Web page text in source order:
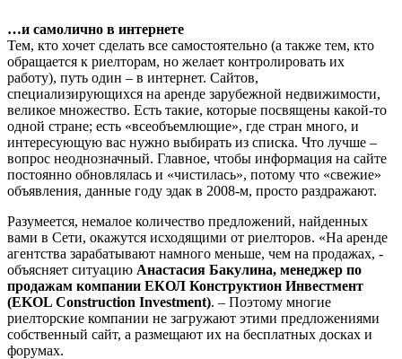
…и самолично в интернете
Тем, кто хочет сделать все самостоятельно (а также тем, кто
обращается к риелторам, но желает контролировать их
работу), путь один – в интернет. Сайтов,
специализирующихся на аренде зарубежной недвижимости,
великое множество. Есть такие, которые посвящены какой-то
одной стране; есть «всеобъемлющие», где стран много, и
интересующую вас нужно выбирать из списка. Что лучше –
вопрос неоднозначный. Главное, чтобы информация на сайте
постоянно обновлялась и «чистилась», потому что «свежие»
объявления, данные году эдак в 2008-м, просто раздражают.
Разумеется, немалое количество предложений, найденных
вами в Сети, окажутся исходящими от риелторов. «На аренде
агентства зарабатывают намного меньше, чем на продажах, -
объясняет ситуацию Анастасия Бакулина, менеджер по
продажам компании ЕКОЛ Конструктион Инвестмент
(EKOL Construction Investment). – Поэтому многие
риелторские компании не загружают этими предложениями
собственный сайт, а размещают их на бесплатных досках и
форумах.